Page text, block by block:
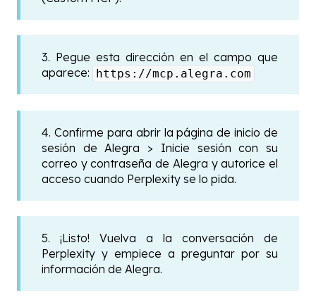
3. Pegue esta dirección en el campo que
aparece:
https://mcp.alegra.com
4. Confirme para abrir la página de inicio de
sesión de Alegra > Inicie sesión con su
correo y contraseña de Alegra y autorice el
acceso cuando Perplexity se lo pida.
5. ¡Listo! Vuelva a la conversación de
Perplexity y empiece a preguntar por su
información de Alegra.